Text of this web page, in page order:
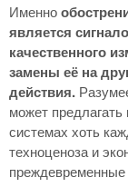
Именно
является
качественного
замены её на
действия.
может
системах хоть
техноценоза и